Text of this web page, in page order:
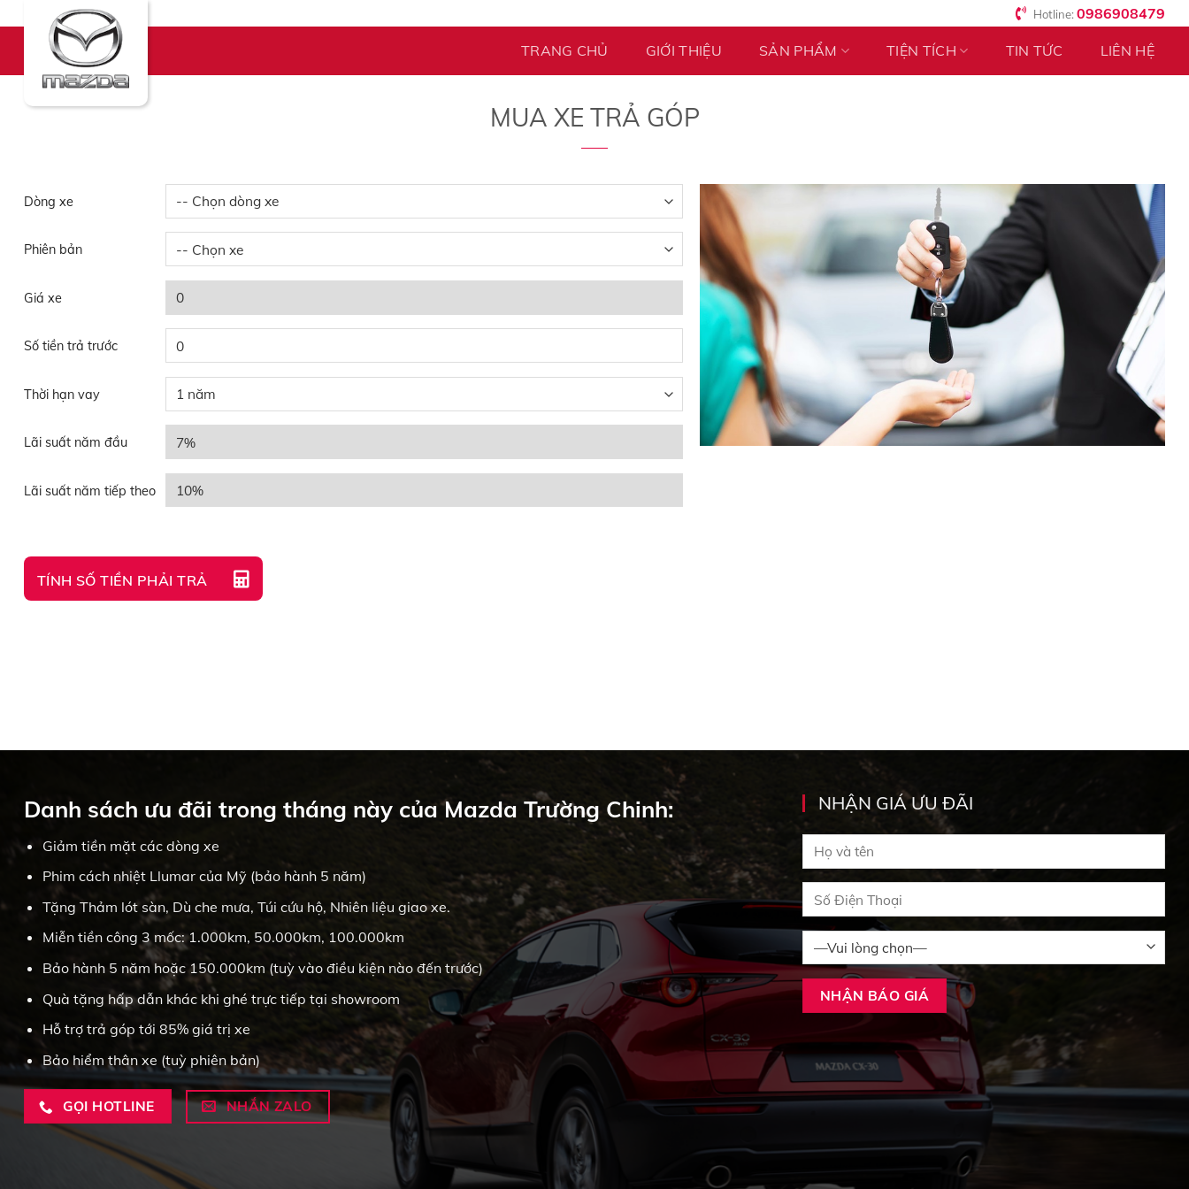
to
Hotline:0986908479
TRANG CHỦ GIỚI THIỆU SẢN PHẨM TIỆN TÍCH TIN TỨC LIÊN HỆ
MUA XE TRẢ GÓP
Dòng xe
Phiên bản
Giá xe
Số tiền trả trước
Thời hạn vay
Lãi suất năm đầu
Lãi suất năm tiếp theo
Danh sách ưu đãi trong tháng này của Mazda Trường Chinh:
Giảm tiền mặt các dòng xe
Phim cách nhiệt Llumar của Mỹ (bảo hành 5 năm)
Tặng Thảm lót sàn, Dù che mưa, Túi cứu hộ, Nhiên liệu giao xe.
Miễn tiền công 3 mốc: 1.000km, 50.000km, 100.000km
Bảo hành 5 năm hoặc 150.000km (tuỳ vào điều kiện nào đến trước)
Quà tặng hấp dẫn khác khi ghé trực tiếp tại showroom
Hỗ trợ trả góp tới 85% giá trị xe
Bảo hiểm thân xe (tuỳ phiên bản)
GỌI HOTLINE NHẮN ZALO
NHẬN GIÁ ƯU ĐÃI